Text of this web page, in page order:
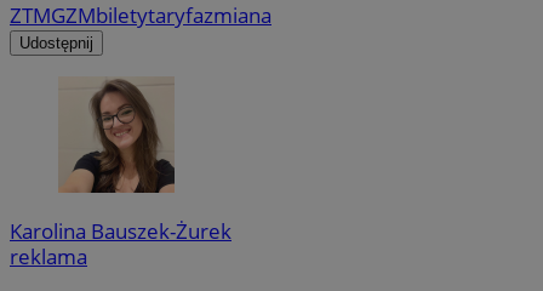
ZTMGZMbiletytaryfazmiana
Udostępnij
Karolina Bauszek-Żurek
reklama